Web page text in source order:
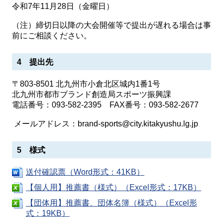
令和7年11⽉28⽇（⾦曜⽇）
（注）締切⽇以降の⼤会開催等で提出が遅れる場合は事
前にご相談ください。
4 提出先
〒803-8501 北九州市⼩倉北区城内1番1号
北九州市都市ブランド創造局スポーツ振興課
電話番号：093-582-2395 FAX番号：093-582-2677
メールアドレス：brand-sports@city.kitakyushu.lg.jp
5 様式
送付確認票（Word形式：41KB）
【個人用】推薦書（様式）（Excel形式：17KB）
【団体用】推薦書、団体名簿（様式）（Excel形
式：19KB）